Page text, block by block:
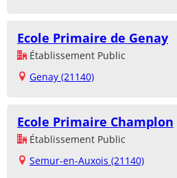
Ecole Primaire de Genay
Établissement Public
Genay (21140)
Ecole Primaire Champlon
Établissement Public
Semur-en-Auxois (21140)